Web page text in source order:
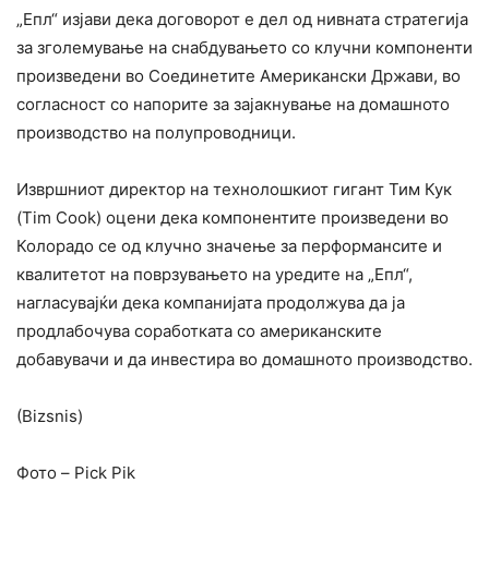
„Епл“ изјави дека договорот е дел од нивната стратегија
за зголемување на снабдувањето со клучни компоненти
произведени во Соединетите Американски Држави, во
согласност со напорите за зајакнување на домашното
производство на полупроводници.
Извршниот директор на технолошкиот гигант Тим ​​Кук
(Tim Cook) оцени дека компонентите произведени во
Колорадо се од клучно значење за перформансите и
квалитетот на поврзувањето на уредите на „Епл“,
нагласувајќи дека компанијата продолжува да ја
продлабочува соработката со американските
добавувачи и да инвестира во домашното производство.
(Bizsnis)
Фото – Pick Pik